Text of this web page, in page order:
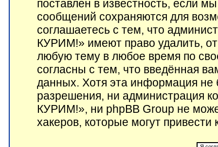
поставлен в известность, если
сообщений сохраняются для
соглашаетесь с тем, что
КУРИМ!» имеют право удалить,
любую тему в любое время по
согласны с тем, что введённая
данных. Хотя эта информация не
разрешения, ни администрация
КУРИМ!», ни phpBB Group не
хакеров, которые могут